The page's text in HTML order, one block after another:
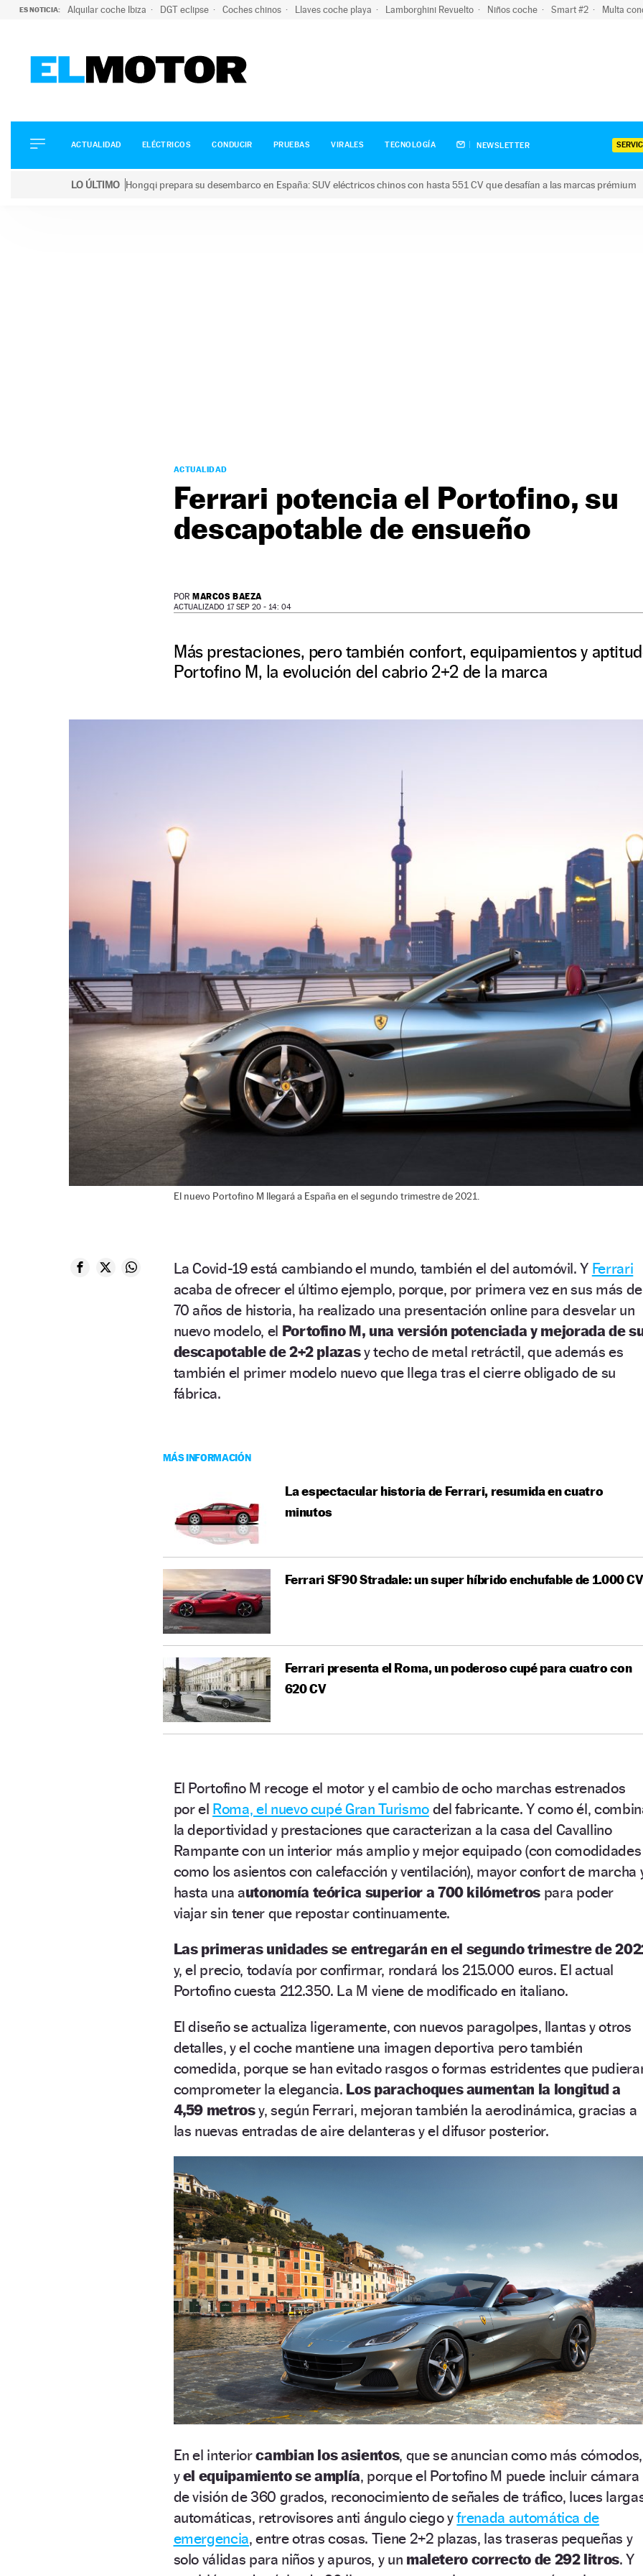
ES NOTICIA: Alquilar coche Ibiza DGT eclipse Coches chinos Llaves coche playa Lamborghini Revuelto Niños coche Smart #2 Multa
ELÉCTRICOS
CONDUCIR
ACTUALIDAD ELÉCTRICOS CONDUCIR PRUEBAS VIRALES TECNOLOGÍA NEWSLETTER
LO ÚLTIMO Hongqi prepara su desembarco en España: SUV eléctricos chinos con hasta 551 CV que desafían a las marcas prémium
ACTUALIDAD
Ferrari potencia el Portofino, su
descapotable de ensueño
POR MARCOS BAEZA
ACTUALIZADO 17 SEP 20 - 14: 04
Más prestaciones, pero también confort, equipamientos y
Portofino M, la evolución del cabrio 2+2 de la marca
El nuevo Portofino M llegará a España en el segundo trimestre de 2021.
La Covid-19 está cambiando el mundo, también el del automóvil. Y Ferrari
acaba de ofrecer el último ejemplo, porque, por primera vez en sus más de
70 años de historia, ha realizado una presentación online para desvelar un
nuevo modelo, el Portofino M, una versión potenciada y mejorada de
descapotable de 2+2 plazasy techo de metal retráctil, que además es
también el primer modelo nuevo que llega tras el cierre obligado de su
fábrica.
MÁS INFORMACIÓN
La espectacular historia de Ferrari, resumida en cuatro
minutos
Ferrari SF90 Stradale: un super híbrido enchufable de 1.000 CV
Ferrari presenta el Roma, un poderoso cupé para cuatro con
620 CV
El Portofino M recoge el motor y el cambio de ocho marchas estrenados
por el Roma, el nuevo cupé Gran Turismodel fabricante. Y como él,
la deportividad y prestaciones que caracterizan a la casa del Cavallino
Rampante con un interior más amplio y mejor equipado (con comodidades
como los asientos con calefacción y ventilación), mayor confort de marcha
hasta una autonomía teórica superior a 700 kilómetrospara poder
viajar sin tener que repostar continuamente.
Las primeras unidades se entregarán en el segundo trimestre de
y, el precio, todavía por confirmar, rondará los 215.000 euros. El actual
Portofino cuesta 212.350. La M viene de modificado en italiano.
El diseño se actualiza ligeramente, con nuevos paragolpes, llantas y otros
detalles, y el coche mantiene una imagen deportiva pero también
comedida, porque se han evitado rasgos o formas estridentes que
comprometer la elegancia. Los parachoques aumentan la longitud a
4,59 metrosy, según Ferrari, mejoran también la aerodinámica, gracias a
las nuevas entradas de aire delanteras y el difusor posterior.
En el interiorcambian los asientos, que se anuncian como más cómodos,
yel equipamiento se amplía, porque el Portofino M puede incluir cámara
de visión de 360 grados, reconocimiento de señales de tráfico, luces
automáticas, retrovisores anti ángulo ciego yfrenada automática de
emergencia, entre otras cosas. Tiene 2+2 plazas, las traseras pequeñas y
solo válidas para niños y apuros, y un maletero correcto de 292 litros. Y